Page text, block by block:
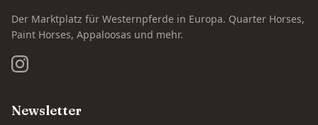
Der Marktplatz für Westernpferde in Europa. Quarter Horses,
Paint Horses, Appaloosas und mehr.
Newsletter